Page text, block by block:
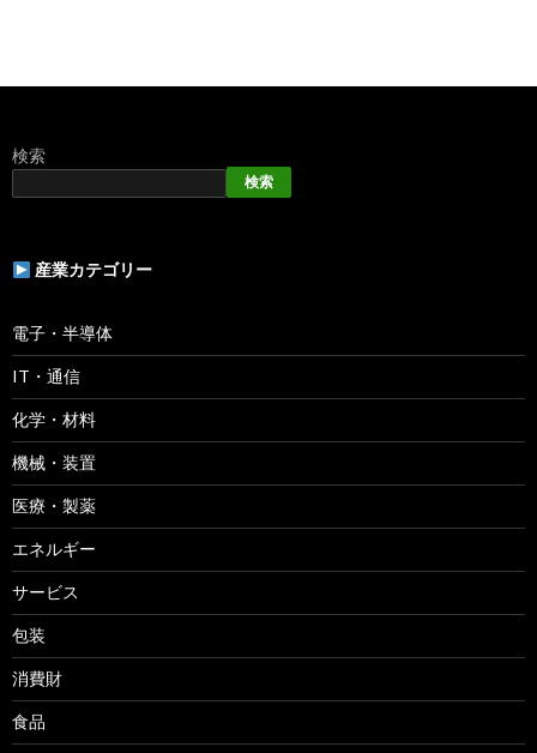
検索
検索
産業カテゴリー
電子・半導体
IT・通信
化学・材料
機械・装置
医療・製薬
エネルギー
サービス
包装
消費財
食品